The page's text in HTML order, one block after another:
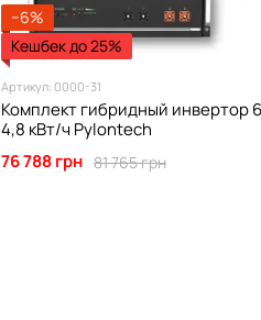
−6%
Кешбек до 25%
Артикул: 0000-31
Комплект гибридный инвертор
4,8 кВт/ч Pylontech
81 765 грн
76 788 грн